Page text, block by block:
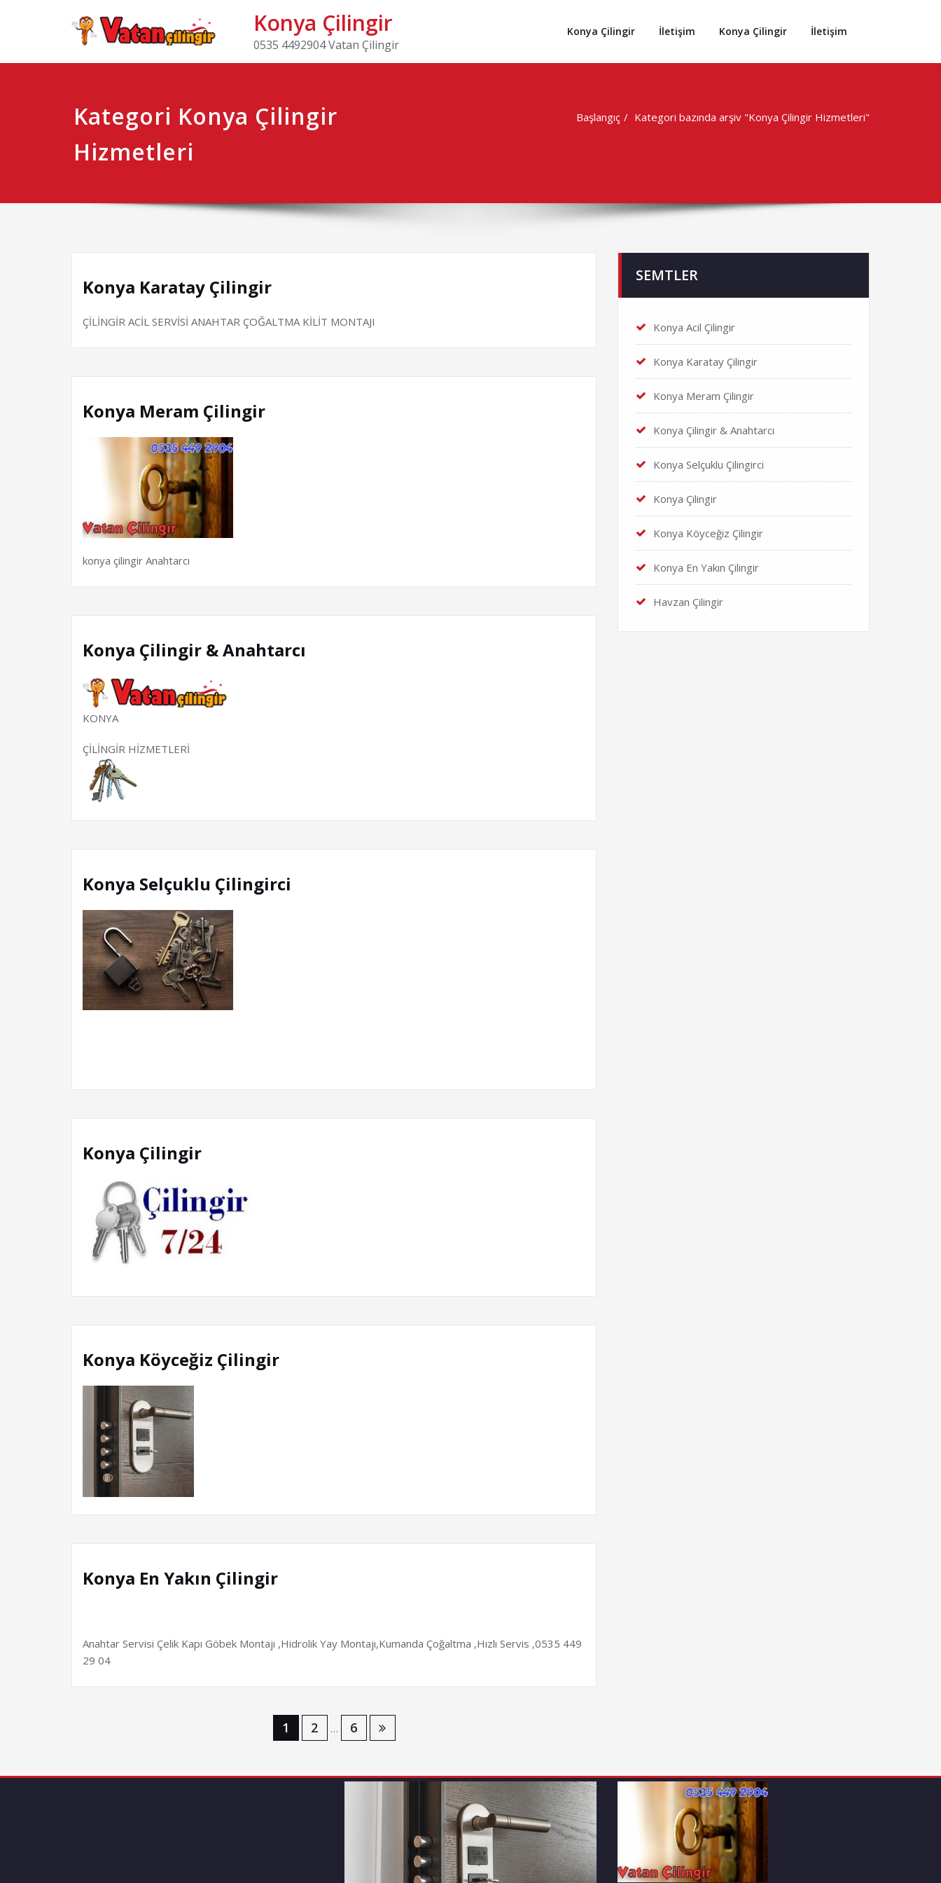
Konya Çilingir
0535 4492904 Vatan Çilingir
Konya Çilingir İletişim Konya Çilingir İletişim
Kategori Konya Çilingir
Hizmetleri
Başlangıç Kategori bazında arşiv "Konya Çilingir Hizmetleri"
Konya Karatay Çilingir
ÇİLİNGİR ACİL SERVİSİ ANAHTAR ÇOĞALTMA KİLİT MONTAJI
Konya Meram Çilingir
konya çilingir Anahtarcı
Konya Çilingir & Anahtarcı
KONYA
ÇİLİNGİR HİZMETLERİ
Konya Selçuklu Çilingirci
Konya Çilingir
Konya Köyceğiz Çilingir
Konya En Yakın Çilingir
Anahtar Servisi Çelik Kapı Göbek Montajı ,Hidrolik Yay Montajı,Kumanda Çoğaltma ,Hızlı Servis ,0535 449
29 04
1 2 … 6
SEMTLER
Konya Acil Çilingir
Konya Karatay Çilingir
Konya Meram Çilingir
Konya Çilingir & Anahtarcı
Konya Selçuklu Çilingirci
Konya Çilingir
Konya Köyceğiz Çilingir
Konya En Yakın Çilingir
Havzan Çilingir